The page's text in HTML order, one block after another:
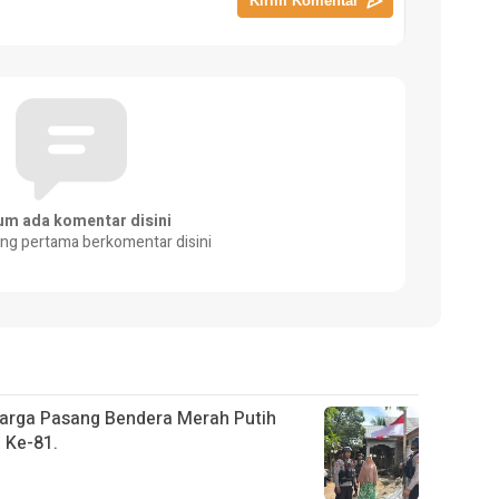
ada komentar disini
pertama berkomentar disini
Pasang Bendera Merah Putih
81.